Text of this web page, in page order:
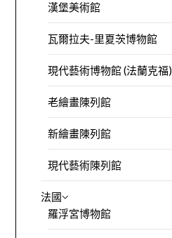
漢堡美術館
瓦爾拉夫-里夏茨博物館
現代藝術博物館 (法蘭克福)
老繪畫陳列館
新繪畫陳列館
現代藝術陳列館
法國
羅浮宮博物館